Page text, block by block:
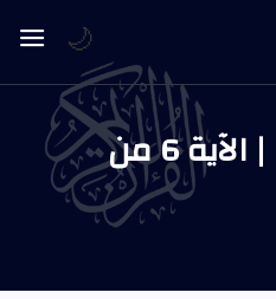
نار الله الموقدة | الآية 6 من
🌙